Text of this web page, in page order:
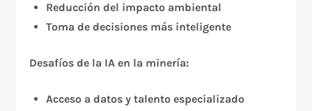
Reducción del impacto ambiental
Toma de decisiones más inteligente
Desafíos de la IA en la minería:
Acceso a datos y talento especializado